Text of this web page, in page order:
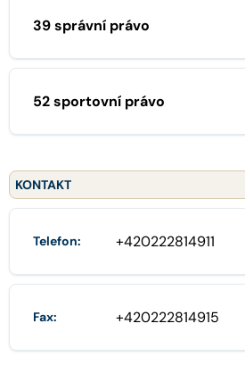
39 správní právo
52 sportovní právo
KONTAKT
Telefon: +420222814911
Fax: +420222814915